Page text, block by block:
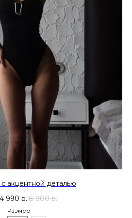
акцентной деталью
4 990 р.8 900 р.
Размер